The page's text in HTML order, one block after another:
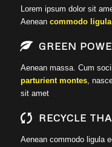
Lorem ipsum dolor sit
Aenean commodo ligula
GREEN
Aenean massa. Cum
parturient montes,
sit amet
RECYCLE
Aenean commodo ligula